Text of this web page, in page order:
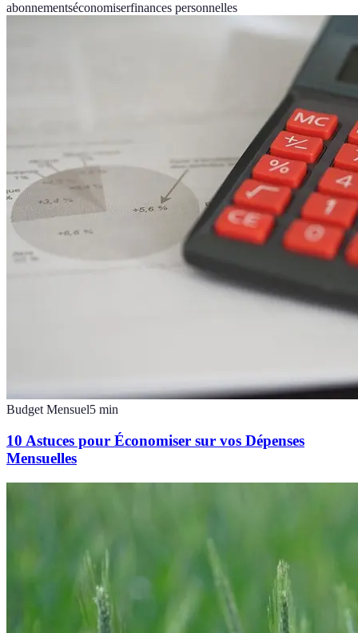
abonnementséconomiserfinances personnelles
Budget Mensuel5 min
10 Astuces pour Économiser sur vos Dépenses
Mensuelles